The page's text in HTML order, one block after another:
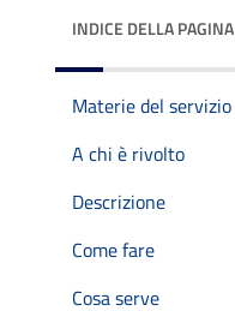
INDICE DELLA PAGINA
Materie del servizio
A chi è rivolto
Descrizione
Come fare
Cosa serve